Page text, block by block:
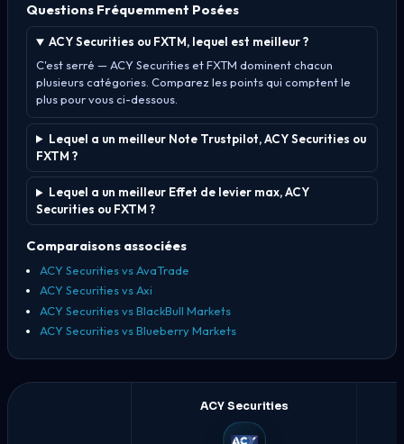
Questions Fréquemment Posées
ACY Securities ou FXTM, lequel est meilleur ?
C'est serré — ACY Securities et FXTM dominent chacun
plusieurs catégories. Comparez les points qui comptent le
plus pour vous ci-dessous.
Lequel a un meilleur Note Trustpilot, ACY Securities ou
FXTM ?
Lequel a un meilleur Effet de levier max, ACY
Securities ou FXTM ?
Comparaisons associées
ACY Securities vs AvaTrade
ACY Securities vs Axi
ACY Securities vs BlackBull Markets
ACY Securities vs Blueberry Markets
ACY Securities